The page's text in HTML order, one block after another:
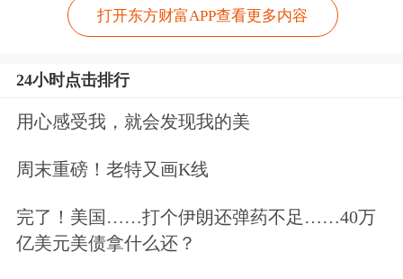
县区及宁东基地已开展用水权质押、授
企业和金融机构参与，扩大收储规模，
让用水权交易市场更加活跃。
打开东方财富APP查看更多内容
24小时点击排行
用心感受我，就会发现我的美
周末重磅！老特又画K线
完了！美国……打个伊朗还弹药不足……40万
亿美元美债拿什么还？